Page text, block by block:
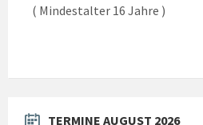
( Mindestalter 16 Jahre )
TERMINE AUGUST 2026